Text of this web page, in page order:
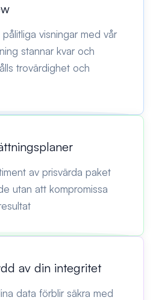
visningar med vår
stannar kvar och
trovärdighet och
av prisvärda paket
utan att kompromissa
av din integritet
data förblir säkra med